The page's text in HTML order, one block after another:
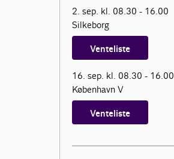
2. sep. kl. 08.30 - 16.00
Silkeborg
Venteliste
16. sep. kl. 08.30 - 16.00
København V
Venteliste